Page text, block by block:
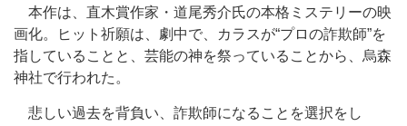
本作は、直木賞作家・道尾秀介氏の本格ミステリーの映
画化。ヒット祈願は、劇中で、カラスが“プロの詐欺師”を
指していることと、芸能の神を祭っていることから、烏森
神社で行われた。
悲しい過去を背負い、詐欺師になることを選択をし